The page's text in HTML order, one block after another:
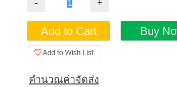
คำนวณค่าจัดส่ง